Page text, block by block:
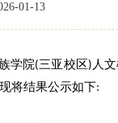
01-13
学院(三亚校区) 人
将结果公示如下: